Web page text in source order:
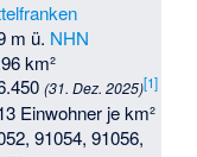
m ü. NHN
km²
(31. Dez. 2025)[1]
Einwohner je km²
91054, 91056,